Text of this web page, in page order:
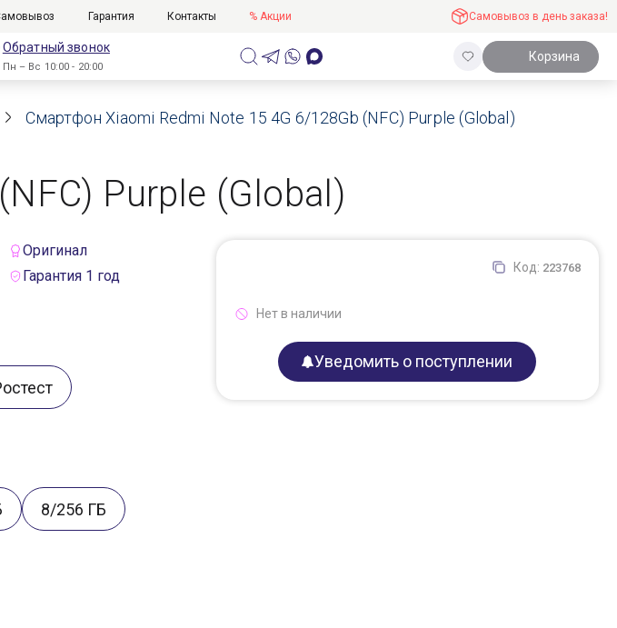
Гарантия Контакты % Акции Самовывоз в день заказа!
Обратный звонок
Пн – Вс 10:00 - 20:00
Корзина
Смартфон Xiaomi Redmi Note 15 4G 6/128Gb (NFC) Purple (Global)
Purple (Global)
Оригинал
Гарантия 1 год
8/256 ГБ
Код: 223768
Нет в наличии
Уведомить о поступлении